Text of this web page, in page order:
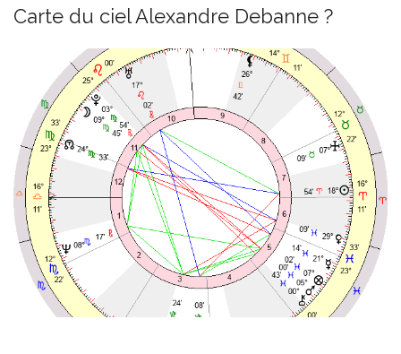
Carte du ciel Alexandre Debanne ?